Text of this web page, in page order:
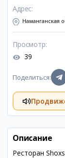
Адрес:
Наманганская
Просмотр:
39
Поделиться:
Описание
Ресторан